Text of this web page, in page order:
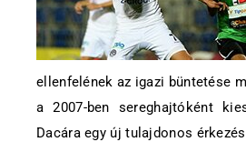
ellenfelének az igazi büntetése
a 2007-ben sereghajtóként
Dacára egy új tulajdonos